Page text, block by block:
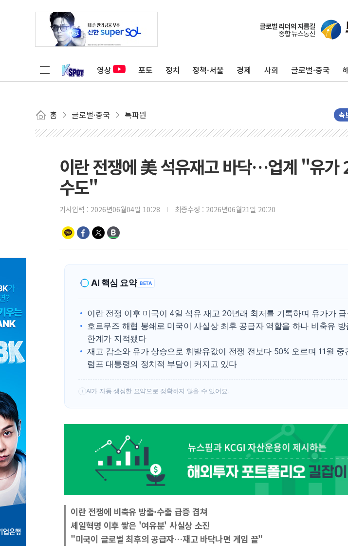
영상 포토 정치 정책·서울 경제 사회 글로벌·중국
홈 글로벌·중국 특파원 속
이란 전쟁에 美 석유재고 바닥…업계 "유가
수도"
기사입력 : 2026년06월04일 10:28 최종수정 : 2026년06월21일 20:20
AI 핵심 요약 BETA
이란 전쟁 이후 미국이 4일 석유 재고 20년래 최저를 기록하며 유가가
호르무즈 해협 봉쇄로 미국이 사실상 최후 공급자 역할을 하나 비축유
한계가 지적됐다
재고 감소와 유가 상승으로 휘발유값이 전쟁 전보다 50% 오르며 11월 중
럼프 대통령의 정치적 부담이 커지고 있다
! AI가 자동 생성한 요약으로 정확하지 않을 수 있어요.
이란 전쟁에 비축유 방출·수출 급증 겹쳐
셰일혁명 이후 쌓은 '여유분' 사실상 소진
"미국이 글로벌 최후의 공급자…재고 바닥나면 게임 끝"